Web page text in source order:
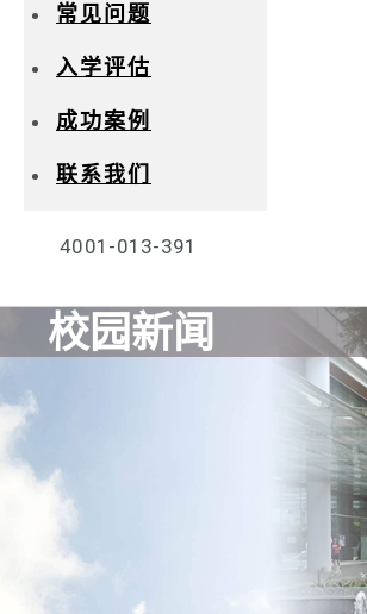
常见问题
入学评估
成功案例
联系我们
4001-013-391
校园新闻